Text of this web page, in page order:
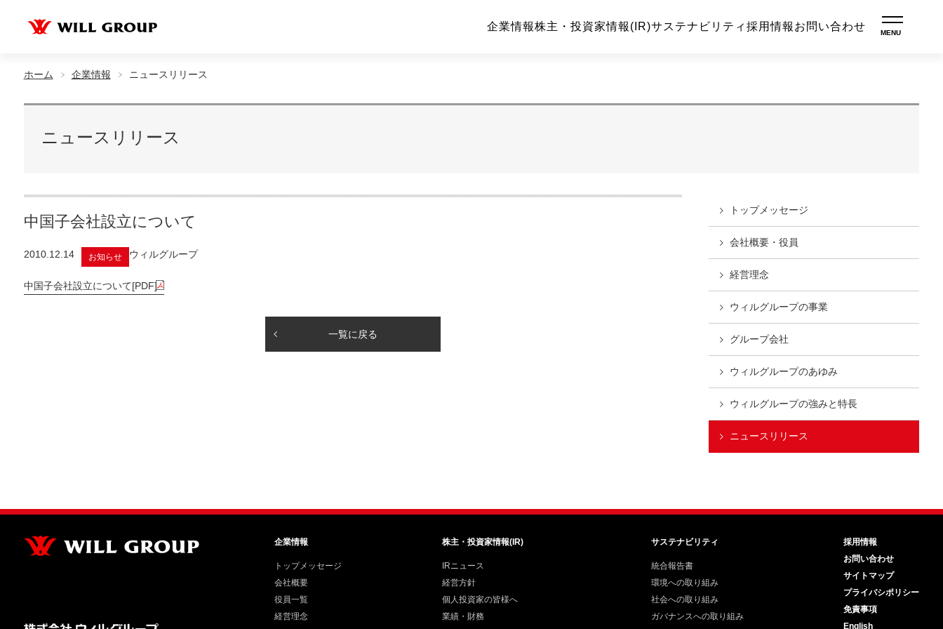
企業情報株主・投資家情報(IR)サステナビリティ採用情報 お問い合わせ
ホーム 企業情報 ニュースリリース
ニュースリリース
中国子会社設立について
2010.12.14 お知らせ ウィルグループ
中国子会社設立について[PDF]
一覧に戻る
トップメッセージ
会社概要・役員
経営理念
ウィルグループの事業
グループ会社
ウィルグループのあゆみ
ウィルグループの強みと特長
ニュースリリース
企業情報
トップメッセージ
会社概要
役員一覧
経営理念
株主・投資家情報(IR)
IRニュース
経営方針
個人投資家の皆様へ
業績・財務
サステナビリティ
統合報告書
環境への取り組み
社会への取り組み
ガバナンスへの取り組み
採用情報
お問い合わせ
サイトマップ
プライバシポリシー
免責事項
English